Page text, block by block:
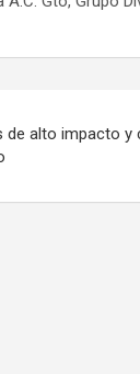
de alto impacto y